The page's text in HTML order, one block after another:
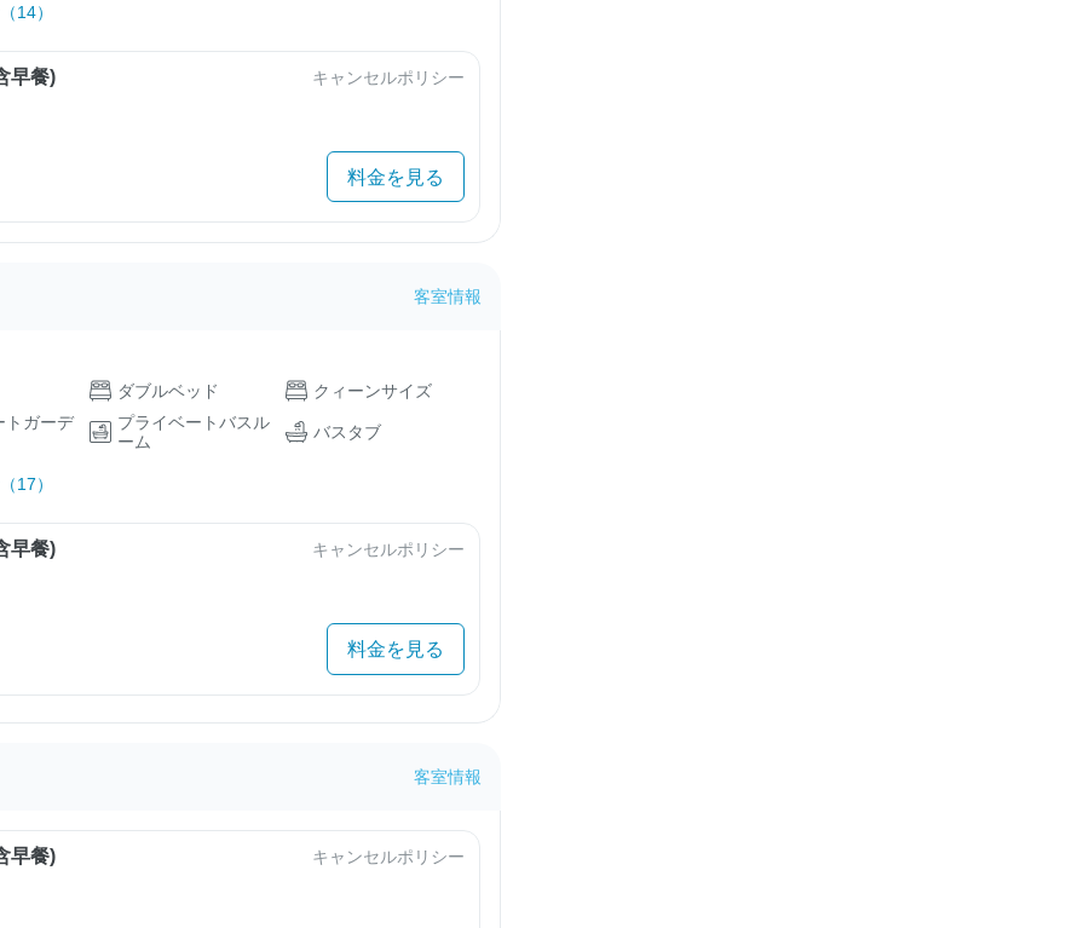
14）
早餐) キャンセルポリシー
料金を見る
客室情報
ダブルベッド
クィーンサイズ
トガーデ
プライベートバスル
ーム
バスタブ
17）
早餐) キャンセルポリシー
料金を見る
客室情報
早餐) キャンセルポリシー